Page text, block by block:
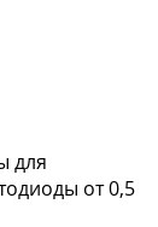
для
от 0,5